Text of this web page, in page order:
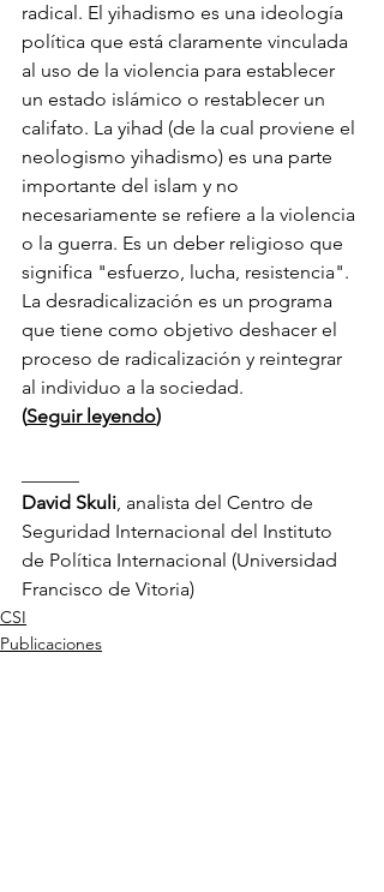
radical. El yihadismo es una ideología
política que está claramente vinculada
al uso de la violencia para establecer
un estado islámico o restablecer un
califato. La yihad (de la cual proviene el
neologismo yihadismo) es una parte
importante del islam y no
necesariamente se refiere a la violencia
o la guerra. Es un deber religioso que
significa "esfuerzo, lucha, resistencia".
La desradicalización es un programa
que tiene como objetivo deshacer el
proceso de radicalización y reintegrar
al individuo a la sociedad.
(Seguir leyendo)
David Skuli, analista del Centro de
Seguridad Internacional del Instituto
de Política Internacional (Universidad
Francisco de Vitoria)
CSI
Publicaciones